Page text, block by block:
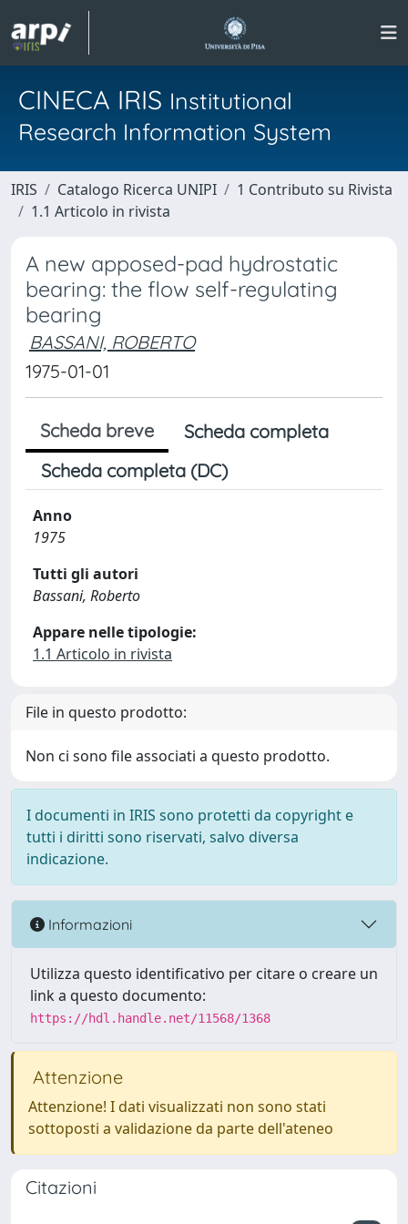
CINECA IRIS Institutional
Research Information System
IRIS Catalogo Ricerca UNIPI
1 Contributo su Rivista
1.1 Articolo in rivista
A new apposed-pad hydrostatic
bearing: the flow self-regulating
bearing
BASSANI, ROBERTO
1975-01-01
Scheda breve
Scheda completa
Scheda completa (DC)
Anno
1975
Tutti gli autori
Bassani, Roberto
Appare nelle tipologie:
1.1 Articolo in rivista
File in questo prodotto:
Non ci sono file associati a questo prodotto.
I documenti in IRIS sono protetti da copyright e
tutti i diritti sono riservati, salvo diversa
indicazione.
Informazioni
Utilizza questo identificativo per citare o creare un
link a questo documento:
https://hdl.handle.net/11568/1368
Attenzione
Attenzione! I dati visualizzati non sono stati
sottoposti a validazione da parte dell'ateneo
Citazioni